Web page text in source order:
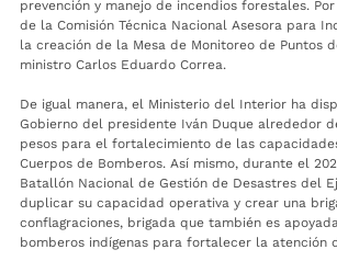
prevención y manejo de incendios forestales.
de la Comisión Técnica Nacional Asesora para
la creación de la Mesa de Monitoreo de Puntos
ministro Carlos Eduardo Correa.
De igual manera, el Ministerio del Interior ha
Gobierno del presidente Iván Duque alrededor
pesos para el fortalecimiento de las
Cuerpos de Bomberos. Así mismo, durante el
Batallón Nacional de Gestión de Desastres del
duplicar su capacidad operativa y crear una
conflagraciones, brigada que también es
bomberos indígenas para fortalecer la atención